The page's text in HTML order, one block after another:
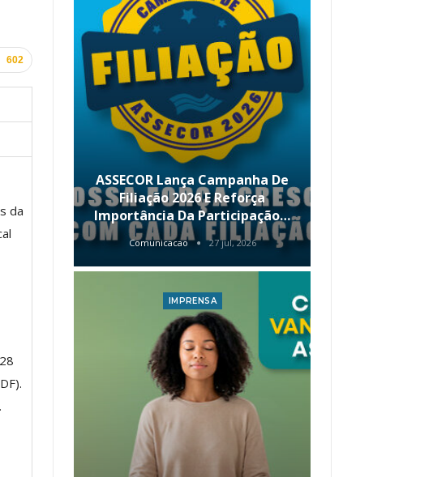
602
da
ASSECOR Lança Campanha De
Filiação 2026 E Reforça
Importância Da Participação…
Comunicacao 27 jul, 2026
IMPRENSA